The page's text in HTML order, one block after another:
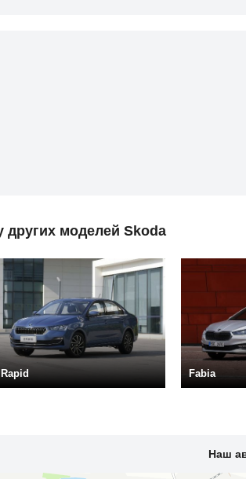
других моделей Skoda
Rapid Fabia
Наш